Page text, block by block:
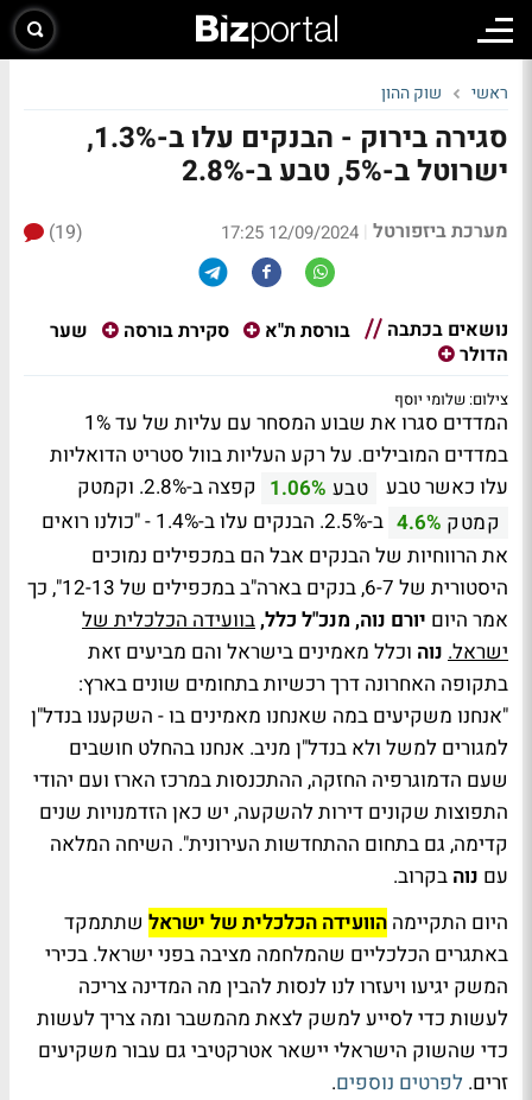
ראשי שוק ההון
סגירה בירוק - הבנקים עלו ב-1.3%,
ישרוטל ב-5%, טבע ב-2.8%
מערכת ביזפורטל |
12/09/2024 17:25
(19)
נושאים בכתבה בורסת ת"א סקירת בורסה
שער
הדולר
צילום: שלומי יוסף
המדדים סגרו את שבוע המסחר עם עליות של עד 1%
במדדים המובילים. על רקע העליות בוול סטריט הדואליות
עלו כאשר טבע טבע 1.06% קפצה ב-2.8%. וקמטק
קמטק 4.6%
ב-2.5%. הבנקים עלו ב-1.4% - "כולנו רואים
את הרווחיות של הבנקים אבל הם במכפילים נמוכים
היסטורית של 6-7, בנקים בארה"ב במכפילים של 12-13", כך
אמר היום יורם נוה, מנכ"ל כלל,בוועידה הכלכלית של
ישראל. נוה וכלל מאמינים בישראל והם מביעים זאת
בתקופה האחרונה דרך רכשיות בתחומים שונים בארץ:
"אנחנו משקיעים במה שאנחנו מאמינים בו - השקענו בנדל"ן
למגורים למשל ולא בנדל"ן מניב. אנחנו בהחלט חושבים
שעם הדמוגרפיה החזקה, ההתכנסות במרכז הארז ועם יהודי
התפוצות שקונים דירות להשקעה, יש כאן הזדמנויות שנים
קדימה, גם בתחום ההתחדשות העירונית". השיחה המלאה
עם נוה בקרוב.
היום התקיימה הוועידה הכלכלית של ישראל שתתמקד
באתגרים הכלכליים שהמלחמה מציבה בפני ישראל. בכירי
המשק יגיעו ויעזרו לנו לנסות להבין מה המדינה צריכה
לעשות כדי לסייע למשק לצאת מהמשבר ומה צריך לעשות
כדי שהשוק הישראלי יישאר אטרקטיבי גם עבור משקיעים
זרים. לפרטים נוספים.